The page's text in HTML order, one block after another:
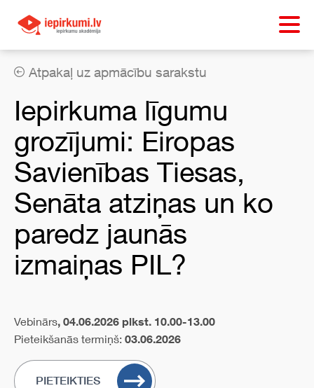
Atpakaļ uz apmācību sarakstu
Iepirkuma līgumu
grozījumi: Eiropas
Savienības Tiesas,
Senāta atziņas un ko
paredz jaunās
izmaiņas PIL?
Vebinārs, 04.06.2026 plkst. 10.00-13.00
Pieteikšanās termiņš: 03.06.2026
PIETEIKTIES